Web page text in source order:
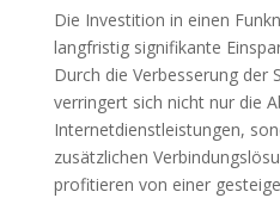
Die Investition in einen
langfristig signifikante
Durch die Verbesserung der
verringert sich nicht nur die
Internetdienstleistungen,
zusätzlichen
profitieren von einer